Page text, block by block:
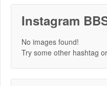
Instagram
No images found!
Try some other hashtag